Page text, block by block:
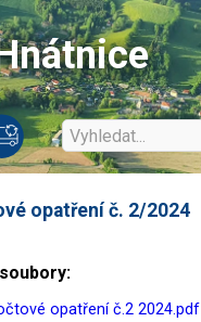
opatření č. 2/2024
opatření č.2 2024.pdf